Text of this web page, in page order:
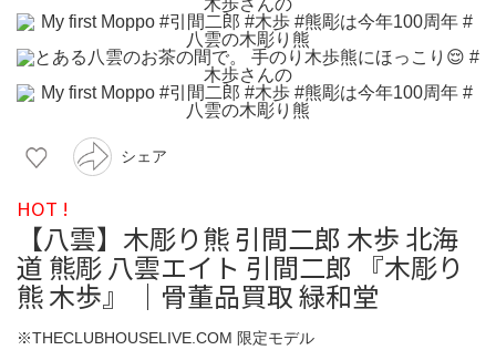
シェア
HOT !
【八雲】木彫り熊 引間二郎 木歩 北海
道 熊彫 八雲エイト 引間二郎 『木彫り
熊 木歩』 ｜骨董品買取 緑和堂
※THECLUBHOUSELIVE.COM 限定モデル